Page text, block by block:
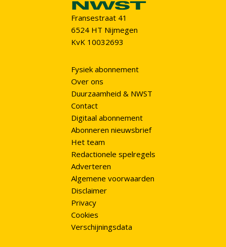
Fransestraat 41
6524 HT Nijmegen
KvK 10032693
Fysiek abonnement
Over ons
Duurzaamheid & NWST
Contact
Digitaal abonnement
Abonneren nieuwsbrief
Het team
Redactionele spelregels
Adverteren
Algemene voorwaarden
Disclaimer
Privacy
Cookies
Verschijningsdata